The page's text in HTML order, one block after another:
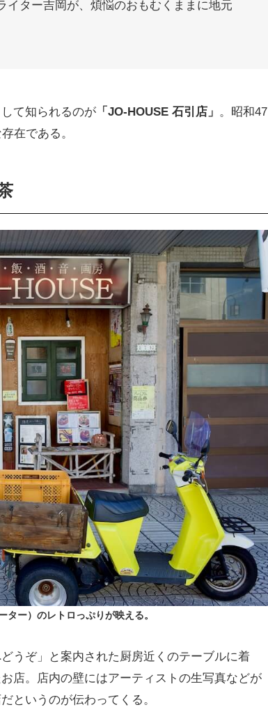
ター吉岡が、煩悩のおもむくままに地元
て知られるのが 「JO-HOUSE 石引店」 。昭和47
在である。
ー）のレトロっぷりが映える。
うぞ」と案内された厨房近くのテーブルに着
店。店内の壁にはアーティストの生写真などが
というのが伝わってくる。